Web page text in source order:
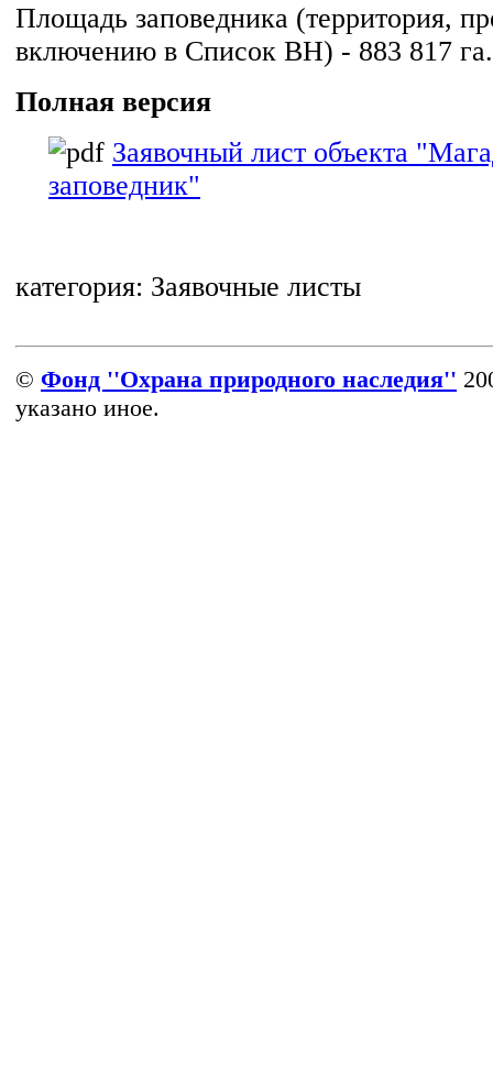
Площадь заповедника (территория,
включению в Список ВН) - 883 817 га.
Полная версия
Заявочный лист объекта
заповедник"
категория: Заявочные листы
© Фонд ''Охрана природного наследия''
указано иное.